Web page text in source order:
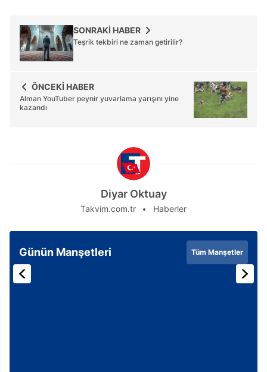
SONRAKİ HABER
Teşrik tekbiri ne zaman getirilir?
ÖNCEKİ HABER
Alman YouTuber peynir yuvarlama yarışını yine
kazandı
Diyar Oktuay
Takvim.com.tr Haberler
Günün Manşetleri Tüm Manşetler